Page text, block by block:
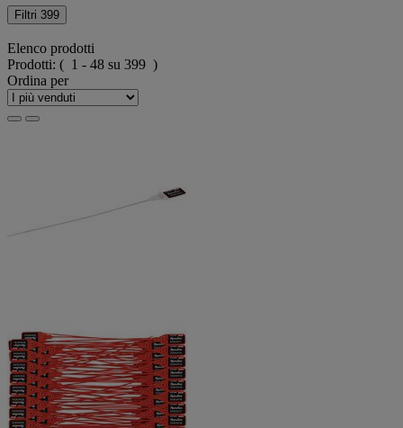
Filtri 399
Elenco prodotti
Prodotti: ( 1 - 48 su 399 )
Ordina per